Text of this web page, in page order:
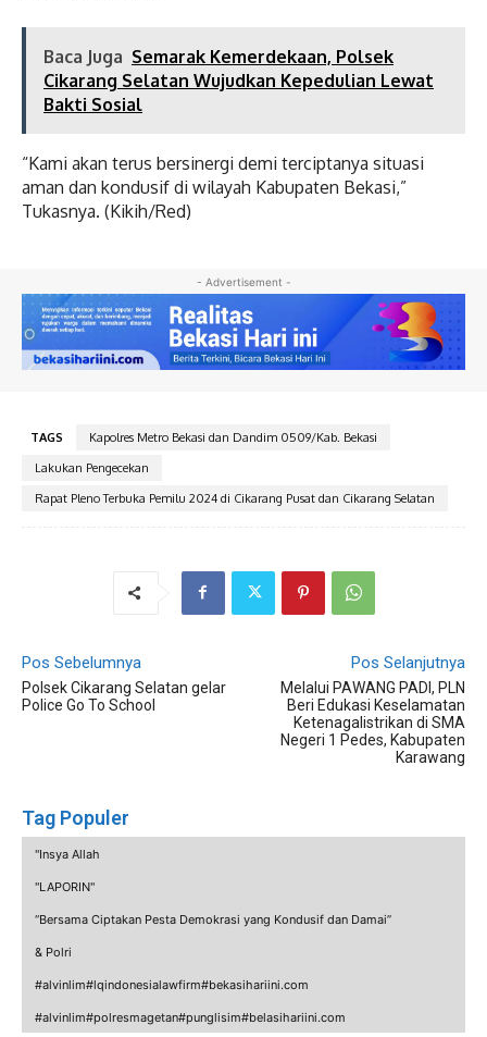
Baca Juga Semarak Kemerdekaan, Polsek
Cikarang Selatan Wujudkan Kepedulian Lewat
Bakti Sosial
“Kami akan terus bersinergi demi terciptanya situasi
aman dan kondusif di wilayah Kabupaten Bekasi,”
Tukasnya. (Kikih/Red)
- Advertisement -
TAGS
Kapolres Metro Bekasi dan Dandim 0509/Kab. Bekasi
Lakukan Pengecekan
Rapat Pleno Terbuka Pemilu 2024 di Cikarang Pusat dan Cikarang Selatan
Pos Sebelumnya
Polsek Cikarang Selatan gelar
Police Go To School
Pos Selanjutnya
Melalui PAWANG PADI, PLN
Beri Edukasi Keselamatan
Ketenagalistrikan di SMA
Negeri 1 Pedes, Kabupaten
Karawang
Tag Populer
"Insya Allah
"LAPORIN"
“Bersama Ciptakan Pesta Demokrasi yang Kondusif dan Damai”
& Polri
#alvinlim#lqindonesialawfirm#bekasihariini.com
#alvinlim#polresmagetan#punglisim#belasihariini.com